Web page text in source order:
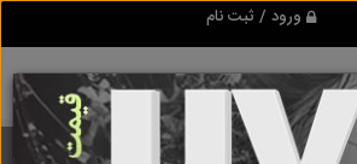
ورود / ثبت نام